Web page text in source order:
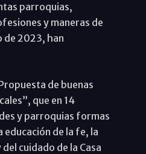
parroquias,
y maneras de
de 2023, han
de buenas
que en 14
y parroquias formas
de la fe, la
cuidado de la Casa